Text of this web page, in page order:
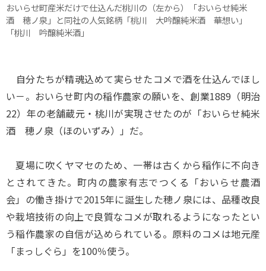
おいらせ町産米だけで仕込んだ桃川の（左から）「おいらせ純米
酒 穂ノ泉」と同社の人気銘柄「桃川 大吟醸純米酒 華想い」
「桃川 吟醸純米酒」
自分たちが精魂込めて実らせたコメで酒を仕込んでほし
い－。おいらせ町内の稲作農家の願いを、創業1889（明治
22）年の老舗蔵元・桃川が実現させたのが「おいらせ純米
酒 穂ノ泉（ほのいずみ）」だ。
夏場に吹くヤマセのため、一帯は古くから稲作に不向き
とされてきた。町内の農家有志でつくる「おいらせ農酒
会」の働き掛けで2015年に誕生した穂ノ泉には、品種改良
や栽培技術の向上で良質なコメが取れるようになったとい
う稲作農家の自信が込められている。原料のコメは地元産
「まっしぐら」を100％使う。